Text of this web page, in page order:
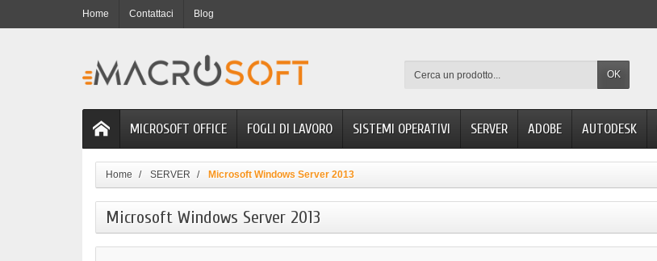
Home Contattaci Blog
OK
MICROSOFT OFFICE FOGLI DI LAVORO SISTEMI OPERATIVI SERVER ADOBE AUTODESK
Home SERVER Microsoft Windows Server 2013
Microsoft Windows Server 2013